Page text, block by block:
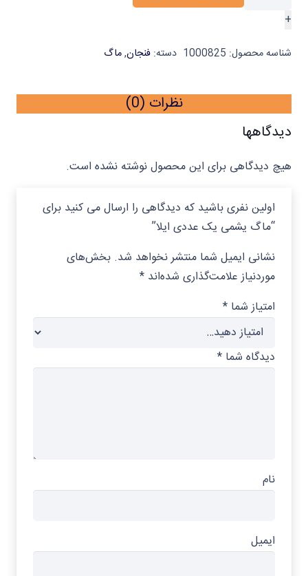
عددی
عدد
+
شناسه محصول: 1000825 دسته: فنجان,ماگ
نظرات (0)
دیدگاهها
هیچ دیدگاهی برای این محصول نوشته نشده است.
اولین نفری باشید که دیدگاهی را ارسال می کنید برای
“ماگ یشمی یک عددی ایلا”
نشانی ایمیل شما منتشر نخواهد شد. بخش‌های
موردنیاز علامت‌گذاری شده‌اند *
امتیاز شما *
دیدگاه شما *
نام
ایمیل